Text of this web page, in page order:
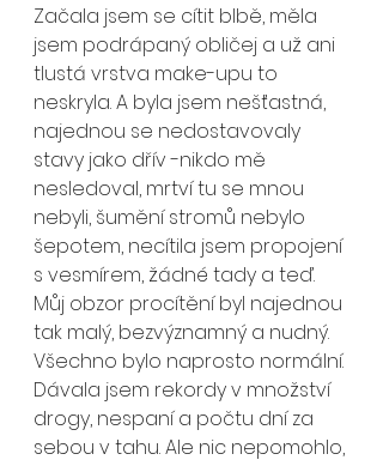
Začala jsem se cítit blbě, měla
jsem podrápaný obličej a už ani
tlustá vrstva make-upu to
neskryla. A byla jsem nešťastná,
najednou se nedostavovaly
stavy jako dřív -nikdo mě
nesledoval, mrtví tu se mnou
nebyli, šumění stromů nebylo
šepotem, necítila jsem propojení
s vesmírem, žádné tady a teď.
Můj obzor procítění byl najednou
tak malý, bezvýznamný a nudný.
Všechno bylo naprosto normální.
Dávala jsem rekordy v množství
drogy, nespaní a počtu dní za
sebou v tahu. Ale nic nepomohlo,